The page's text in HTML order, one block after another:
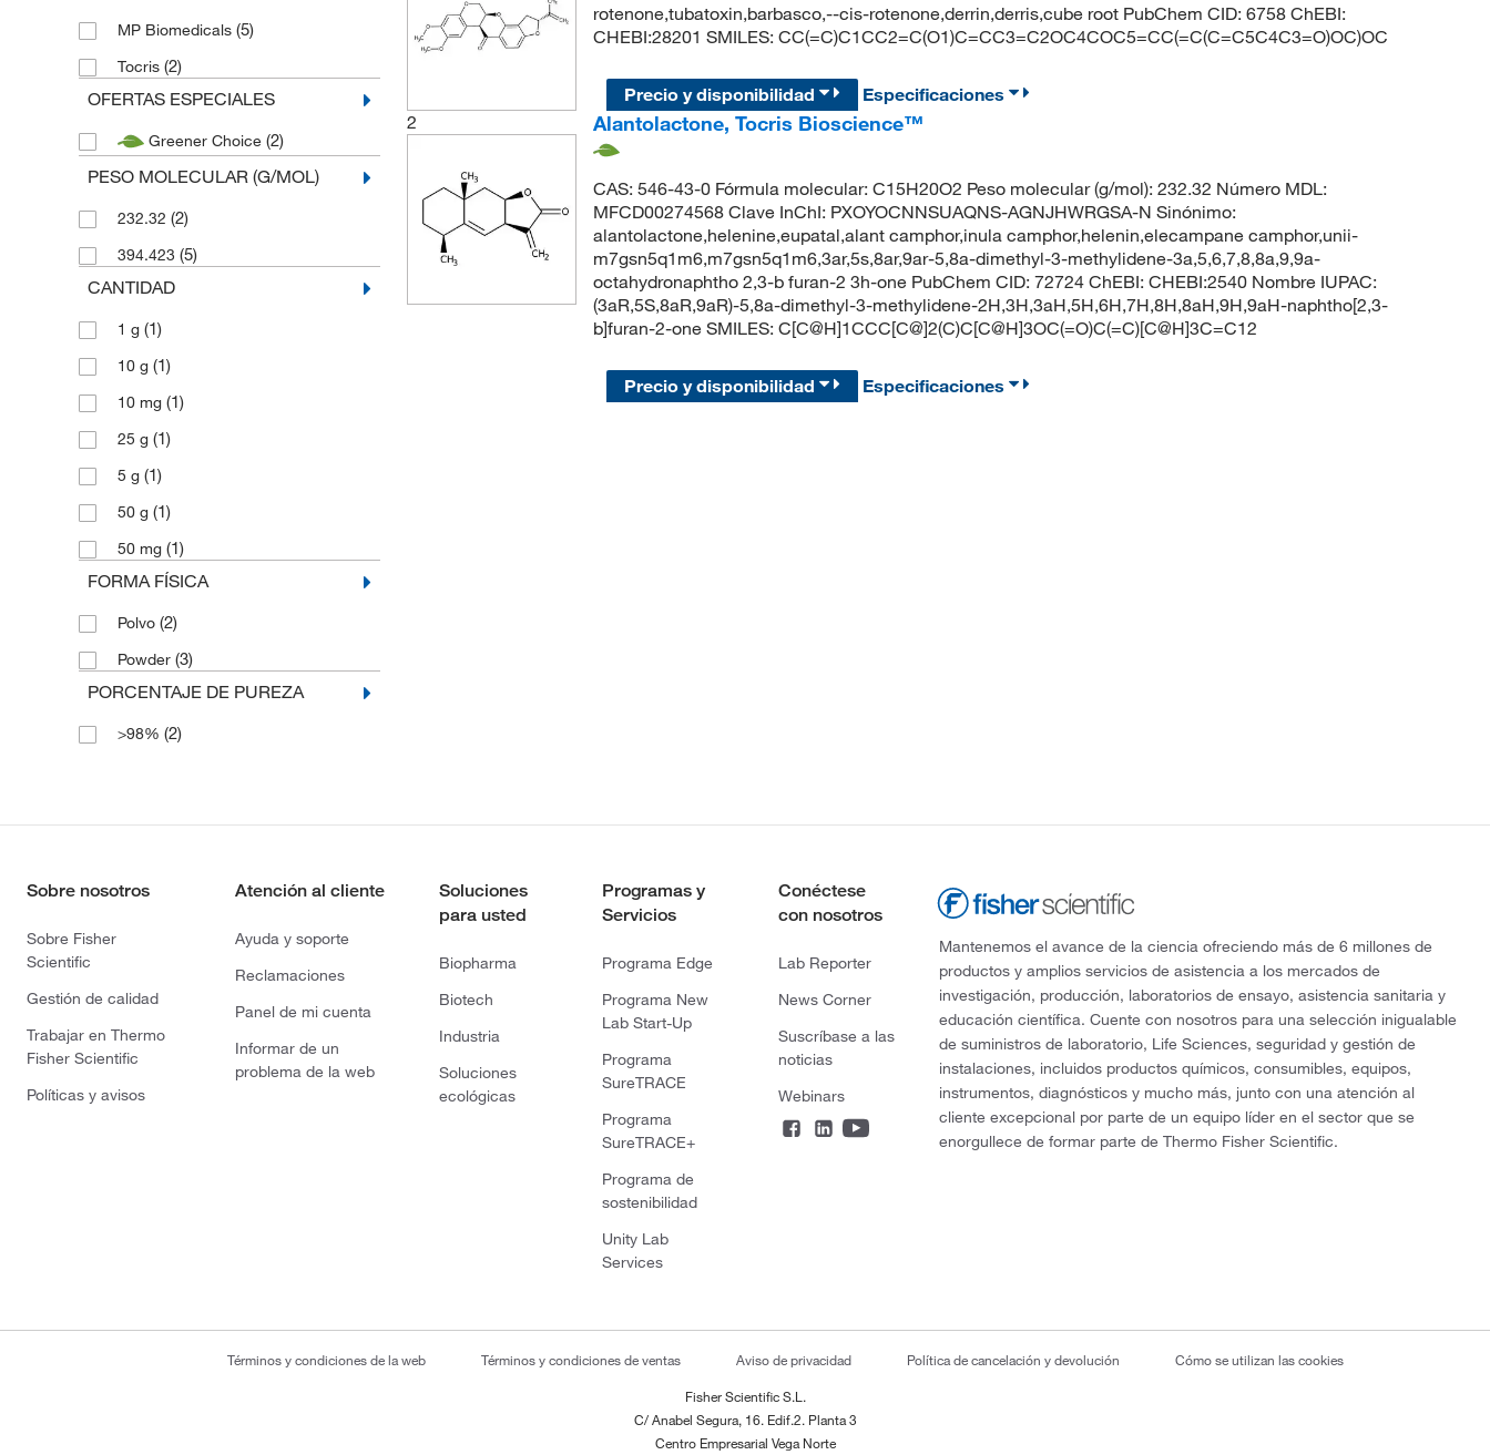
MP Biomedicals (5)
Tocris (2)
OFERTAS ESPECIALES
Greener Choice (2)
PESO MOLECULAR (G/MOL)
232.32 (2)
394.423 (5)
CANTIDAD
1 g (1)
10 g (1)
10 mg (1)
25 g (1)
5 g (1)
50 g (1)
50 mg (1)
FORMA FÍSICA
Polvo (2)
Powder (3)
PORCENTAJE DE PUREZA
>98% (2)
rotenone,tubatoxin,barbasco,--cis-rotenone,derrin,derris,cube root PubChem CID: 6758 ChEBI:
CHEBI:28201 SMILES: CC(=C)C1CC2=C(O1)C=CC3=C2OC4COC5=CC(=C(C=C5C4C3=O)OC)OC
Precio y disponibilidad
Especificaciones
2
Alantolactone, Tocris Bioscience™
CAS: 546-43-0 Fórmula molecular: C15H20O2 Peso molecular (g/mol): 232.32 Número MDL:
MFCD00274568 Clave InChI: PXOYOCNNSUAQNS-AGNJHWRGSA-N Sinónimo:
alantolactone,helenine,eupatal,alant camphor,inula camphor,helenin,elecampane camphor,unii-
m7gsn5q1m6,m7gsn5q1m6,3ar,5s,8ar,9ar-5,8a-dimethyl-3-methylidene-3a,5,6,7,8,8a,9,9a-
octahydronaphtho 2,3-b furan-2 3h-one PubChem CID: 72724 ChEBI: CHEBI:2540 Nombre IUPAC:
(3aR,5S,8aR,9aR)-5,8a-dimethyl-3-methylidene-2H,3H,3aH,5H,6H,7H,8H,8aH,9H,9aH-naphtho[2,3-
b]furan-2-one SMILES: C[C@H]1CCC[C@]2(C)C[C@H]3OC(=O)C(=C)[C@H]3C=C12
Precio y disponibilidad Especificaciones
Sobre nosotros
Sobre Fisher
Scientific
Gestión de calidad
Trabajar en Thermo
Fisher Scientific
Políticas y avisos
Atención al cliente
Ayuda y soporte
Reclamaciones
Panel de mi cuenta
Informar de un
problema de la web
Soluciones
para usted
Biopharma
Biotech
Industria
Soluciones
ecológicas
Programas y
Servicios
Programa Edge
Programa New
Lab Start-Up
Programa
SureTRACE
Programa
SureTRACE+
Programa de
sostenibilidad
Unity Lab
Services
Conéctese
con nosotros
Lab Reporter
News Corner
Suscríbase a las
noticias
Webinars
Mantenemos el avance de la ciencia ofreciendo más de 6 millones de
productos y amplios servicios de asistencia a los mercados de
investigación, producción, laboratorios de ensayo, asistencia sanitaria y
educación científica. Cuente con nosotros para una selección inigualable
de suministros de laboratorio, Life Sciences, seguridad y gestión de
instalaciones, incluidos productos químicos, consumibles, equipos,
instrumentos, diagnósticos y mucho más, junto con una atención al
cliente excepcional por parte de un equipo líder en el sector que se
enorgullece de formar parte de Thermo Fisher Scientific.
Términos y condiciones de la web Términos y condiciones de ventas Aviso de privacidad Política de cancelación y devolución Cómo se utilizan las cookies
Fisher Scientific S.L.
C/ Anabel Segura, 16. Edif.2. Planta 3
Centro Empresarial Vega Norte